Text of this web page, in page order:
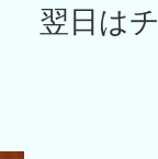
翌日は